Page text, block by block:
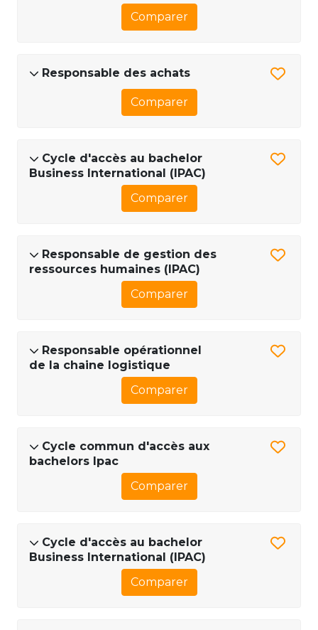
Comparer
Responsable des achats
Comparer
Cycle d'accès au bachelor
Business International (IPAC)
Comparer
Responsable de gestion des
ressources humaines (IPAC)
Comparer
Responsable opérationnel
de la chaine logistique
Comparer
Cycle commun d'accès aux
bachelors Ipac
Comparer
Cycle d'accès au bachelor
Business International (IPAC)
Comparer